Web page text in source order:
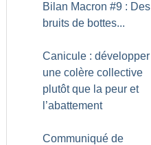
Bilan Macron #9 : Des
bruits de bottes...
Canicule : développer
une colère collective
plutôt que la peur et
l’abattement
Communiqué de